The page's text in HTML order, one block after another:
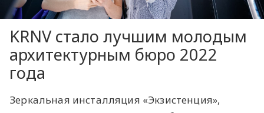
KRNV стало лучшим молодым
архитектурным бюро 2022
года
Зеркальная инсталляция «Экзистенция»,